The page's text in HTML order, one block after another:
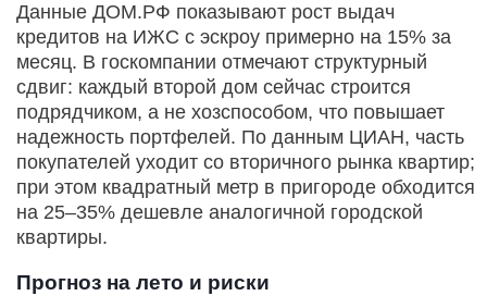
Данные ДОМ.РФ показывают рост выдач
кредитов на ИЖС с эскроу примерно на 15% за
месяц. В госкомпании отмечают структурный
сдвиг: каждый второй дом сейчас строится
подрядчиком, а не хозспособом, что повышает
надежность портфелей. По данным ЦИАН, часть
покупателей уходит со вторичного рынка квартир;
при этом квадратный метр в пригороде обходится
на 25–35% дешевле аналогичной городской
квартиры.
Прогноз на лето и риски